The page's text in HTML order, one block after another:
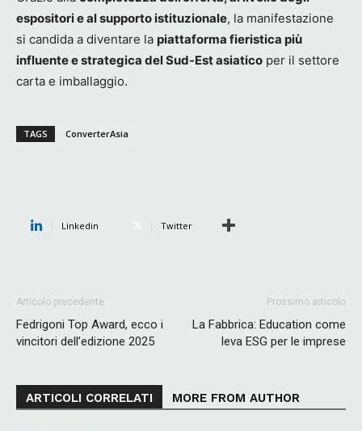
espositori e al supporto istituzionale, la manifestazione
si candida a diventare la piattaforma fieristica più
influente e strategica del Sud-Est asiatico per il settore
carta e imballaggio.
TAGS ConverterAsia
Linkedin Twitter
Articolo precedente
Fedrigoni Top Award, ecco i
vincitori dell’edizione 2025
Prossimo articolo
La Fabbrica: Education come
leva ESG per le imprese
ARTICOLI CORRELATI MORE FROM AUTHOR